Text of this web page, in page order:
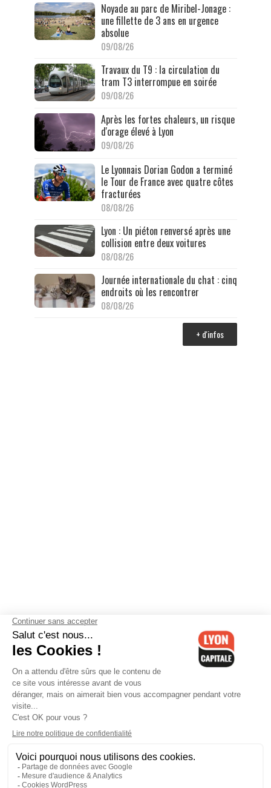
Noyade au parc de Miribel-Jonage :
une fillette de 3 ans en urgence
absolue
09/08/26
Travaux du T9 : la circulation du
tram T3 interrompue en soirée
09/08/26
Après les fortes chaleurs, un risque
d'orage élevé à Lyon
09/08/26
Le Lyonnais Dorian Godon a terminé
le Tour de France avec quatre côtes
fracturées
08/08/26
Lyon : Un piéton renversé après une
collision entre deux voitures
08/08/26
Journée internationale du chat : cinq
endroits où les rencontrer
08/08/26
+ d'infos
Contactez-nous-Mentions légales-CGV-Politique de
confidentialité-Gestion des cookies